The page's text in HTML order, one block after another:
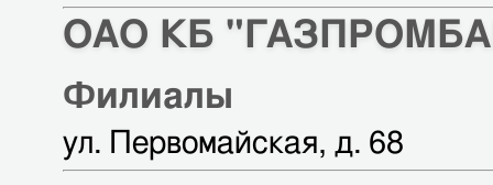
ОАО КБ
Филиалы
ул. Первомайская, д. 68